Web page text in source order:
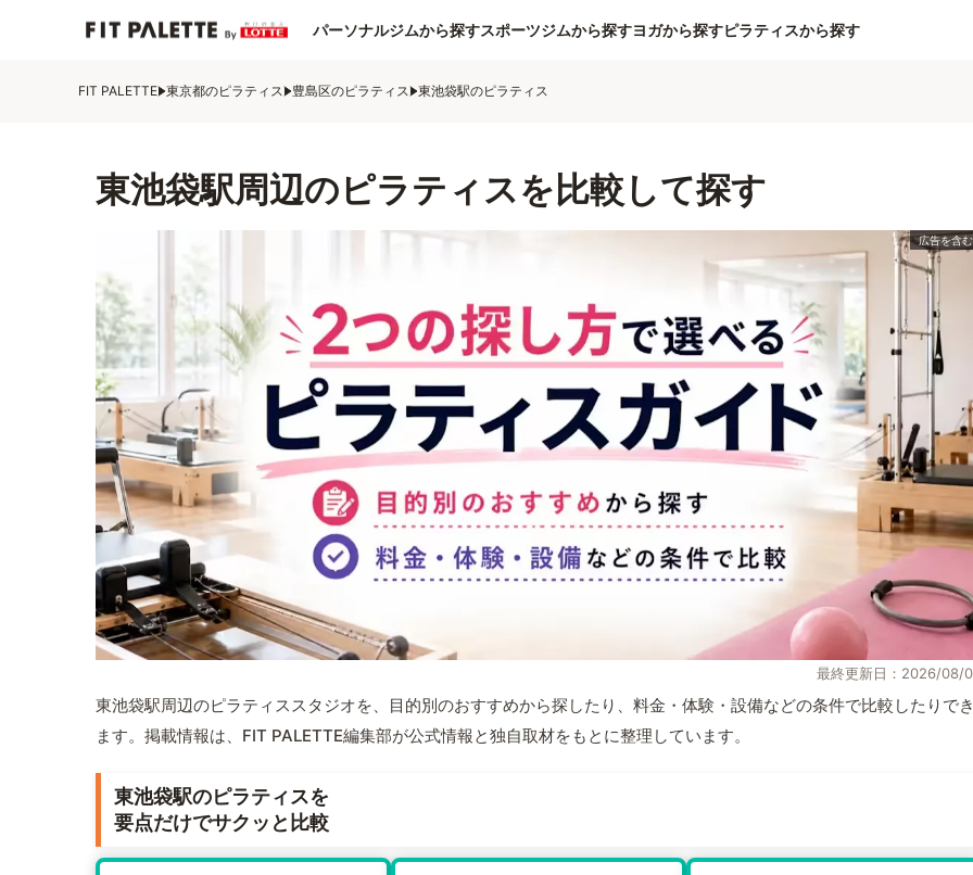
パーソナルジムから探すスポーツジムから探すヨガから探すピラティスから探す
FIT PALETTE 東京都のピラティス 豊島区のピラティス 東池袋駅のピラティス
東池袋駅周辺のピラティスを比較して探す
最終更新日：2026/08/
東池袋駅周辺のピラティススタジオを、目的別のおすすめから探したり、料金・体験・設備などの条件で比較したりで
ます。掲載情報は、FIT PALETTE編集部が公式情報と独自取材をもとに整理しています。
東池袋駅のピラティスを
要点だけでサクッと比較